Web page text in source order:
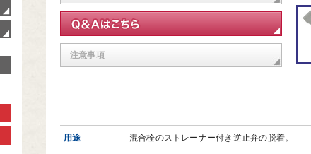
注意事項
用途 混合栓のストレーナー付き逆止弁の脱着。
製品分類一覧から探す